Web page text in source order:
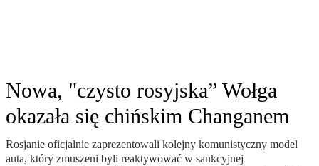
Nowa, "czysto rosyjska” Wołga
okazała się chińskim Changanem
Rosjanie oficjalnie zaprezentowali kolejny komunistyczny model
auta, który zmuszeni byli reaktywować w sankcyjnej